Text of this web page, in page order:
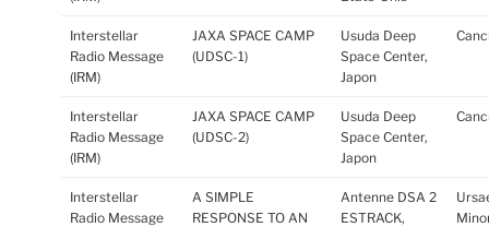
Interstellar
Radio Message
(IRM)
JAXA SPACE CAMP
(UDSC-1)
Usuda Deep
Space Center,
Japon
Interstellar
Radio Message
(IRM)
JAXA SPACE CAMP
(UDSC-2)
Usuda Deep
Space Center,
Japon
Interstellar
Radio Message
A SIMPLE
RESPONSE TO AN
Antenne DSA 2
ESTRACK,